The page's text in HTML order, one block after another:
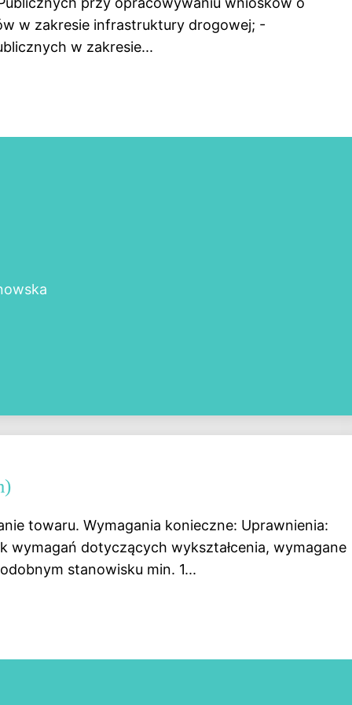
w zakresie infrastruktury drogowej; -
w zakresie...
towaru. Wymagania konieczne: Uprawnienia:
wymagań dotyczących wykształcenia, wymagane
stanowisku min. 1...